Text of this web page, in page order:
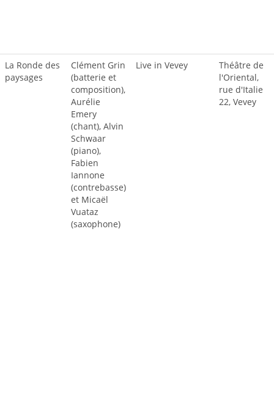
La Ronde des
paysages
Clément Grin
(batterie et
composition),
Aurélie
Emery
(chant), Alvin
Schwaar
(piano),
Fabien
Iannone
(contrebasse)
et Micaël
Vuataz
(saxophone)
Live in Vevey
Théâtre de
l'Oriental,
rue d'Italie
22, Vevey